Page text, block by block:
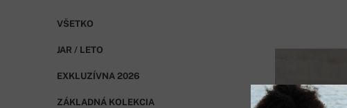
VŠETKO
JAR / LETO
EXKLUZÍVNA 2026
ZÁKLADNÁ KOLEKCIA